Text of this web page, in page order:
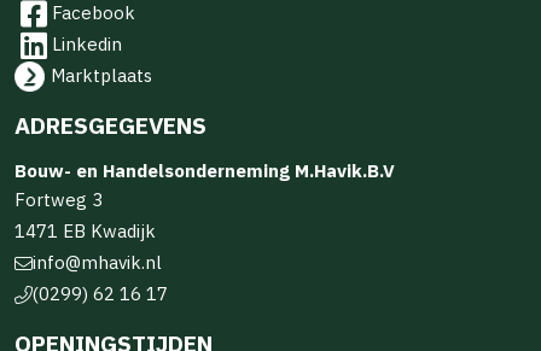
Facebook
Linkedin
Marktplaats
ADRESGEGEVENS
Bouw- en Handelsonderneming M.Havik.B.V
Fortweg 3
1471 EB Kwadijk
info@mhavik.nl
(0299) 62 16 17
OPENINGSTIJDEN